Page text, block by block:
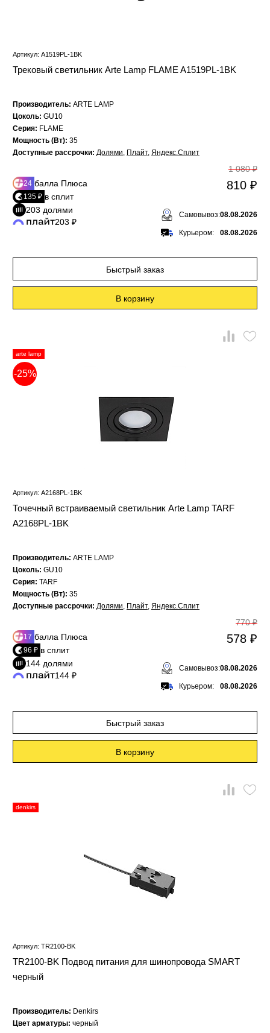
Артикул: A1519PL-1BK
Трековый светильник Arte Lamp FLAME A1519PL-1BK
Производитель: ARTE LAMP
Цоколь: GU10
Серия: FLAME
Мощность (Вт): 35
Доступные рассрочки: Долями, Плайт, Яндекс.Сплит
24 балла Плюса
135 ₽ в сплит
203 долями
203 ₽
1 080 ₽
810 ₽
Самовывоз:08.08.2026
Курьером: 08.08.2026
Быстрый заказ
В корзину
arte lamp
-25%
Артикул: A2168PL-1BK
Точечный встраиваемый светильник Arte Lamp TARF
A2168PL-1BK
Производитель: ARTE LAMP
Цоколь: GU10
Серия: TARF
Мощность (Вт): 35
Доступные рассрочки: Долями, Плайт, Яндекс.Сплит
17 балла Плюса
96 ₽ в сплит
144 долями
144 ₽
770 ₽
578 ₽
Самовывоз:08.08.2026
Курьером: 08.08.2026
Быстрый заказ
В корзину
denkirs
Артикул: TR2100-BK
TR2100-BK Подвод питания для шинопровода SMART
черный
Производитель: Denkirs
Цвет арматуры: черный